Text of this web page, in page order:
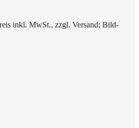
inkl. MwSt., zzgl. Versand; Bild-